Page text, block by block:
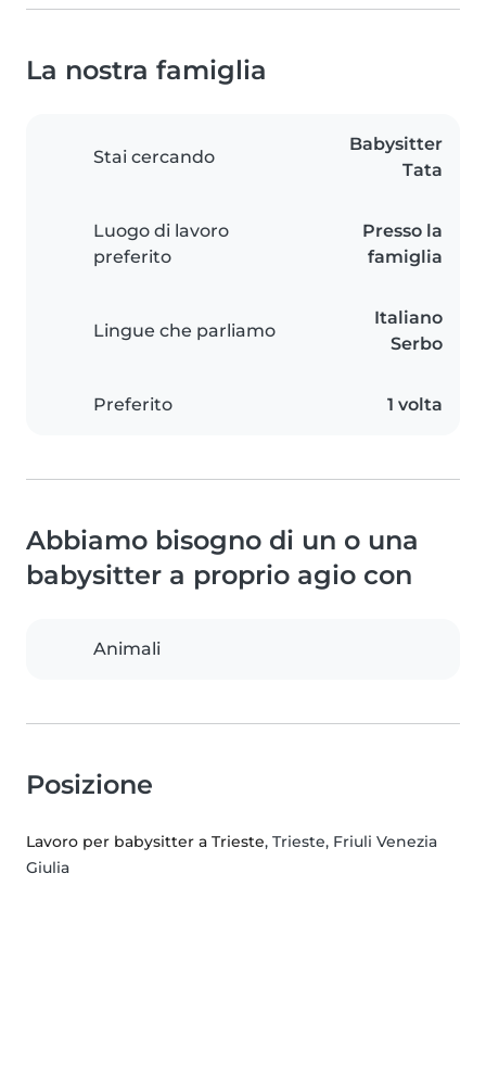
La nostra famiglia
Stai cercando
Babysitter
Tata
Luogo di lavoro
preferito
Presso la
famiglia
Lingue che parliamo
Italiano
Serbo
Preferito 1 volta
Abbiamo bisogno di un o una
babysitter a proprio agio con
Animali
Posizione
Lavoro per babysitter a Trieste, Trieste, Friuli Venezia
Giulia